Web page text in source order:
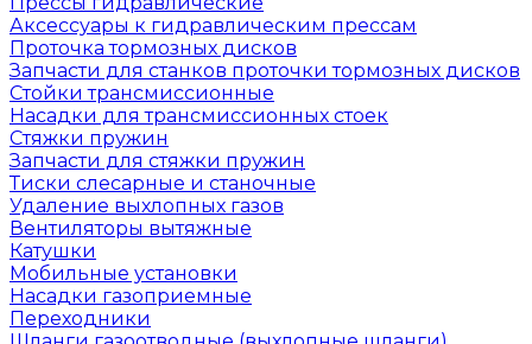
Аксессуары к гидравлическим прессам
Проточка тормозных дисков
Запчасти для станков проточки тормозных дисков
Стойки трансмиссионные
Насадки для трансмиссионных стоек
Стяжки пружин
Запчасти для стяжки пружин
Тиски слесарные и станочные
Удаление выхлопных газов
Вентиляторы вытяжные
Катушки
Мобильные установки
Насадки газоприемные
Переходники